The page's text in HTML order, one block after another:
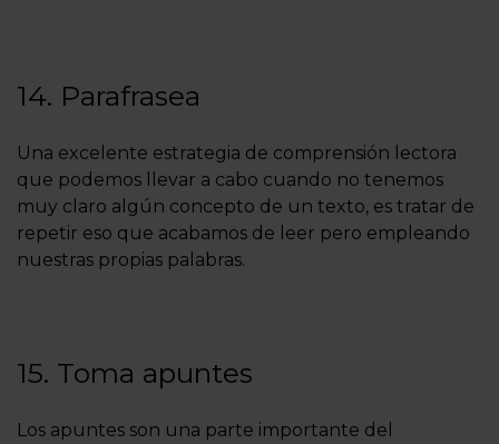
14. Parafrasea
Una excelente estrategia de comprensión lectora
que podemos llevar a cabo cuando no tenemos
muy claro algún concepto de un texto, es tratar de
repetir eso que acabamos de leer pero empleando
nuestras propias palabras.
15. Toma apuntes
Los apuntes son una parte importante del